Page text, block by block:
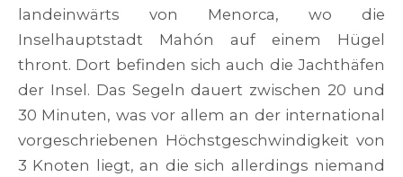
landeinwärts von Menorca, wo die
Inselhauptstadt Mahón auf einem Hügel
thront. Dort befinden sich auch die Jachthäfen
der Insel. Das Segeln dauert zwischen 20 und
30 Minuten, was vor allem an der international
vorgeschriebenen Höchstgeschwindigkeit von
3 Knoten liegt, an die sich allerdings niemand